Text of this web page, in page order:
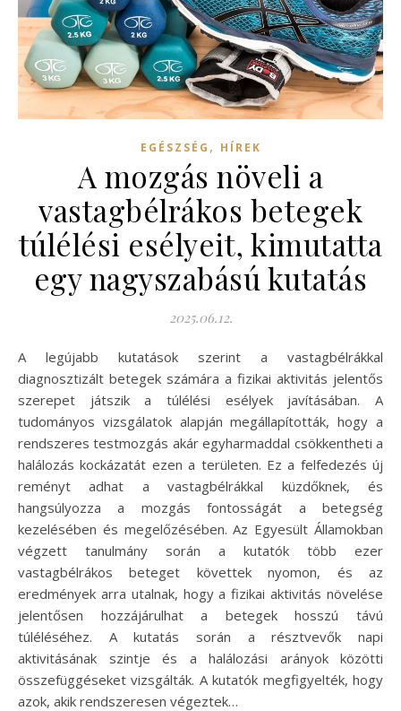
EGÉSZSÉG , HÍREK
A mozgás növeli a
vastagbélrákos betegek
túlélési esélyeit, kimutatta
egy nagyszabású kutatás
2025.06.12.
A legújabb kutatások szerint a vastagbélrákkal
diagnosztizált betegek számára a fizikai aktivitás jelentős
szerepet játszik a túlélési esélyek javításában. A
tudományos vizsgálatok alapján megállapították, hogy a
rendszeres testmozgás akár egyharmaddal csökkentheti a
halálozás kockázatát ezen a területen. Ez a felfedezés új
reményt adhat a vastagbélrákkal küzdőknek, és
hangsúlyozza a mozgás fontosságát a betegség
kezelésében és megelőzésében. Az Egyesült Államokban
végzett tanulmány során a kutatók több ezer
vastagbélrákos beteget követtek nyomon, és az
eredmények arra utalnak, hogy a fizikai aktivitás növelése
jelentősen hozzájárulhat a betegek hosszú távú
túléléséhez. A kutatás során a résztvevők napi
aktivitásának szintje és a halálozási arányok közötti
összefüggéseket vizsgálták. A kutatók megfigyelték, hogy
azok, akik rendszeresen végeztek…